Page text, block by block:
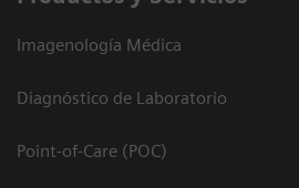
Imagenología Médica
Diagnóstico de Laboratorio
Point-of-Care (POC)